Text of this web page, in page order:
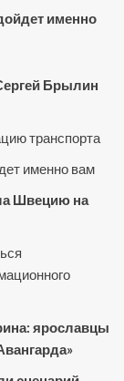
именно
Брылин
транспорта
именно вам
Швецию на
ярославцы